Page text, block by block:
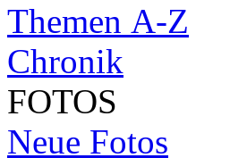
Themen A-Z
Chronik
FOTOS
Neue Fotos